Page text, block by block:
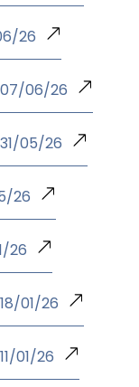
26
07/06/26
05/26
26
26
01/26
01/26